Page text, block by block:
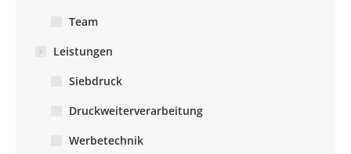
Team
Leistungen
Siebdruck
Druckweiterverarbeitung
Werbetechnik